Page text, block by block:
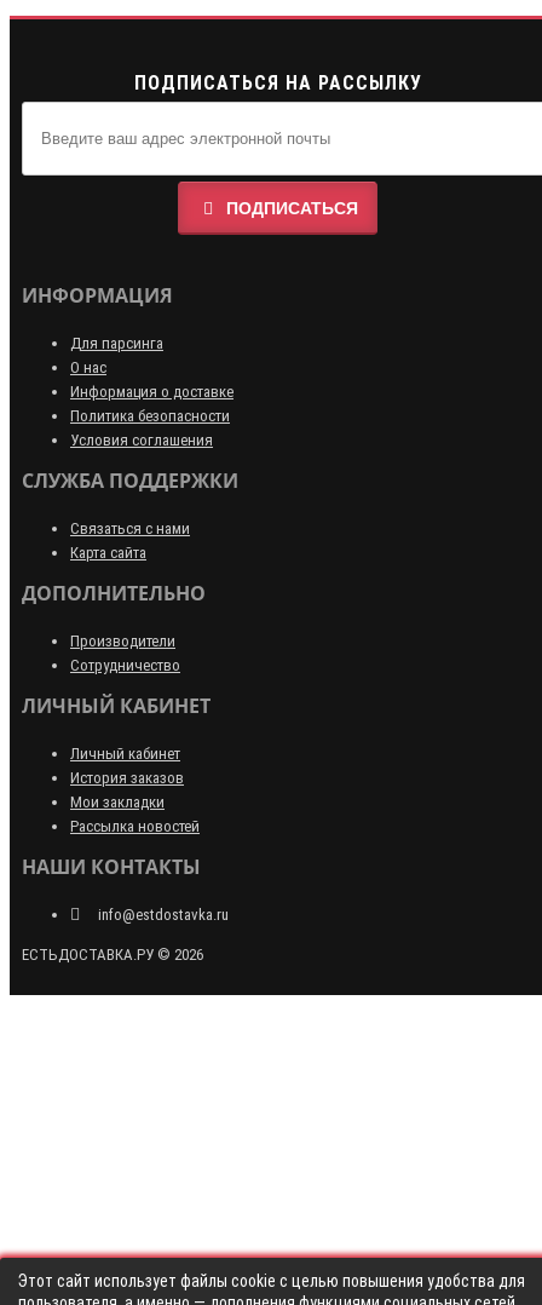
ПОДПИСАТЬСЯ НА РАССЫЛКУ
ПОДПИСАТЬСЯ
ИНФОРМАЦИЯ
Для парсинга
О нас
Информация о доставке
Политика безопасности
Условия соглашения
СЛУЖБА ПОДДЕРЖКИ
Связаться с нами
Карта сайта
ДОПОЛНИТЕЛЬНО
Производители
Сотрудничество
ЛИЧНЫЙ КАБИНЕТ
Личный кабинет
История заказов
Мои закладки
Рассылка новостей
НАШИ КОНТАКТЫ
info@estdostavka.ru
ЕСТЬДОСТАВКА.РУ © 2026
Этот сайт использует файлы cookie с целью повышения удобства для